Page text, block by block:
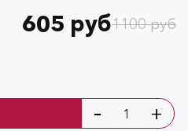
1100 руб
605 руб
- +